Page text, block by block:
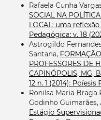
Rafaela Cunha
SOCIAL NA
LOCAL: uma
Pedagógica: v. 18
Astrogildo
Santana,
PROFESSORES DE
CAPINÓPOLIS, MG,
12 n. 1 (2014):
Ronilsa Maria Braga
Godinho Guimarães,
Estágio